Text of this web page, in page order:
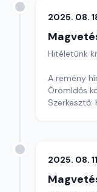
2025. 08.
Hitéletünk
A remény
ÖrömIdős
Szerkesztő:
2025. 08.